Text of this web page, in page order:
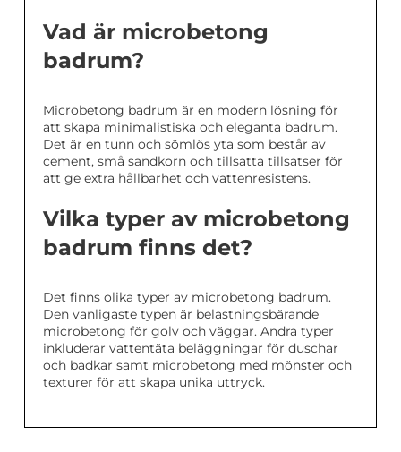
Vad är microbetong
badrum?
Microbetong badrum är en modern lösning för
att skapa minimalistiska och eleganta badrum.
Det är en tunn och sömlös yta som består av
cement, små sandkorn och tillsatta tillsatser för
att ge extra hållbarhet och vattenresistens.
Vilka typer av microbetong
badrum finns det?
Det finns olika typer av microbetong badrum.
Den vanligaste typen är belastningsbärande
microbetong för golv och väggar. Andra typer
inkluderar vattentäta beläggningar för duschar
och badkar samt microbetong med mönster och
texturer för att skapa unika uttryck.